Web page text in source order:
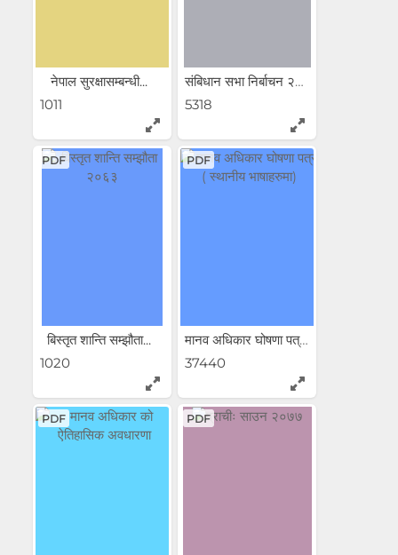
नेपाल सुरक्षासम्बन्धी...
1011
संबिधान सभा निर्बाचन २०७०...
5318
PDF
बिस्तृत शान्ति सम्झौता...
1020
PDF
मानव अधिकार घोषणा पत्र (...
37440
PDF PDF